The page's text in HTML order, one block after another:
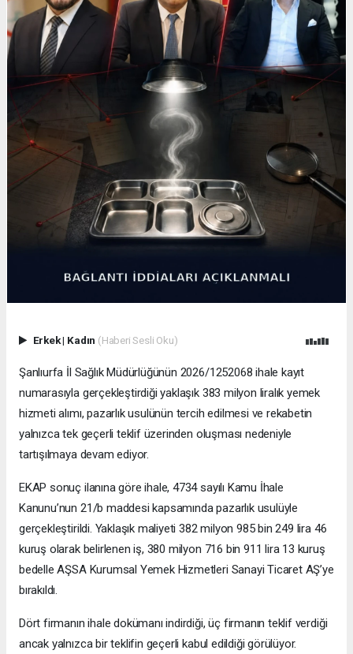
Erkek| Kadın (Haberi Sesli Oku)
Şanlıurfa İl Sağlık Müdürlüğünün 2026/1252068 ihale kayıt
numarasıyla gerçekleştirdiği yaklaşık 383 milyon liralık yemek
hizmeti alımı, pazarlık usulünün tercih edilmesi ve rekabetin
yalnızca tek geçerli teklif üzerinden oluşması nedeniyle
tartışılmaya devam ediyor.
EKAP sonuç ilanına göre ihale, 4734 sayılı Kamu İhale
Kanunu’nun 21/b maddesi kapsamında pazarlık usulüyle
gerçekleştirildi. Yaklaşık maliyeti 382 milyon 985 bin 249 lira 46
kuruş olarak belirlenen iş, 380 milyon 716 bin 911 lira 13 kuruş
bedelle AŞSA Kurumsal Yemek Hizmetleri Sanayi Ticaret AŞ’ye
bırakıldı.
Dört firmanın ihale dokümanı indirdiği, üç firmanın teklif verdiği
ancak yalnızca bir teklifin geçerli kabul edildiği görülüyor.